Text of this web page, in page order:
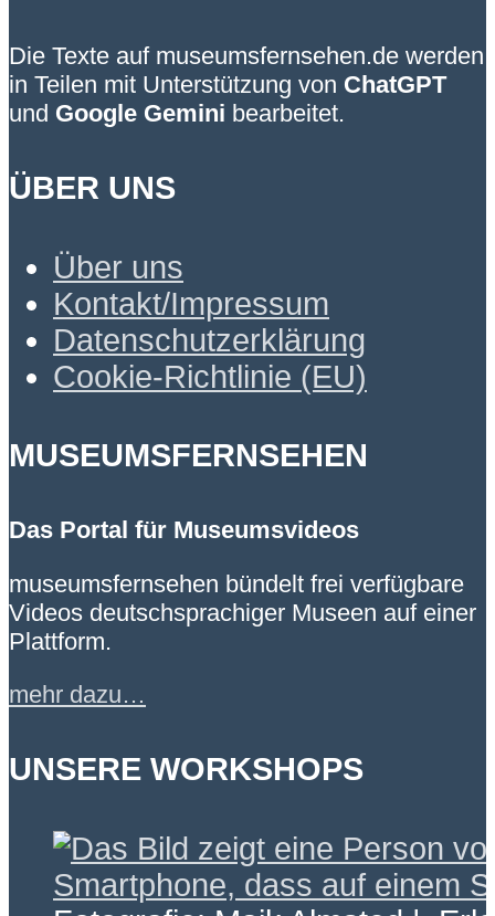
Die Texte auf museumsfernsehen.de werden
in Teilen mit Unterstützung von ChatGPT
und Google Gemini bearbeitet.
ÜBER UNS
Über uns
Kontakt/Impressum
Datenschutzerklärung
Cookie-Richtlinie (EU)
MUSEUMSFERNSEHEN
Das Portal für Museumsvideos
museumsfernsehen bündelt frei verfügbare
Videos deutschsprachiger Museen auf einer
Plattform.
mehr dazu…
UNSERE WORKSHOPS